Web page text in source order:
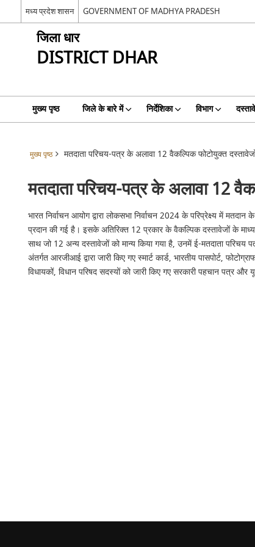
मध्य प्रदेश शासन GOVERNMENT OF MADHYA PRADESH
जिला धार
DISTRICT DHAR
मुख्य पृष्ठ जिले के बारे में निर्देशिका विभाग
मुख्य पृष्ठ मतदाता परिचय-पत्र के अलावा 12 वैकल्पिक फोटोयुक्त
मतदाता परिचय-पत्र के अलावा 12
भारत निर्वाचन आयोग द्वारा लोकसभा निर्वाचन 2024 के परिप्रेक्ष्य में
प्रदान की गई है। इसके अतिरिक्त 12 प्रकार के वैकल्पिक दस्तावेजों के
साथ जो 12 अन्य दस्तावेजों को मान्य किया गया है, उनमें ई-मतदाता परिचय
अंतर्गत आरजीआई द्वारा जारी किए गए स्मार्ट कार्ड, भारतीय पासपोर्ट,
विधायकों, विधान परिषद सदस्यों को जारी किए गए सरकारी पहचान पत्र